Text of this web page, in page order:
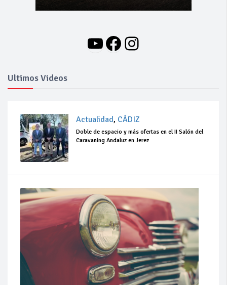
YouTube
Facebook
Instagram
Ultimos Videos
Actualidad, CÁDIZ
Doble de espacio y más ofertas en el II Salón del
Caravaning Andaluz en Jerez